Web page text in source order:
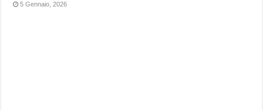
5 Gennaio, 2026